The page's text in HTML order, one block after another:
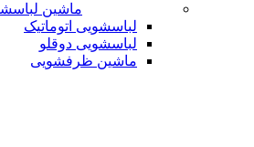
ماشین
لباسشویی اتوماتیک
لباسشویی دوقلو
ماشین ظرفشویی